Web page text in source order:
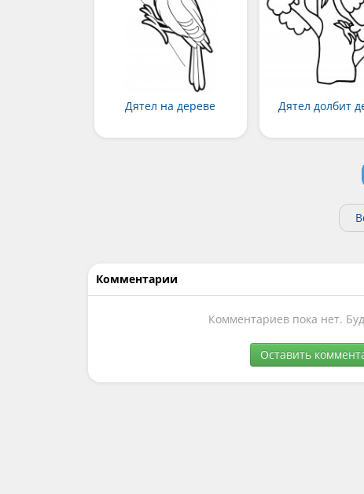
Дятел на дереве Дятел долбит
Комментарии
Комментариев пока нет.
Оставить